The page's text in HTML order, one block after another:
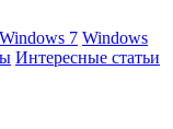
Windows 7 Windows
Интересные статьи